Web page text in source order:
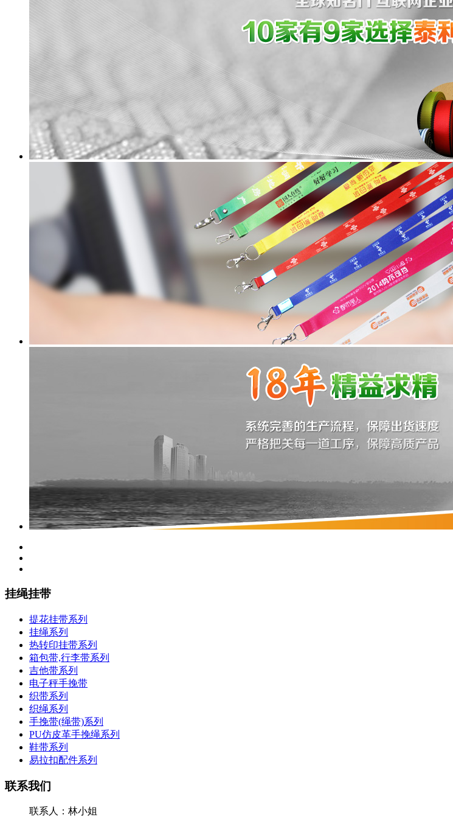
挂绳挂带
提花挂带系列
挂绳系列
热转印挂带系列
箱包带,行李带系列
吉他带系列
电子秤手挽带
织带系列
织绳系列
手挽带(绳带)系列
PU仿皮革手挽绳系列
鞋带系列
易拉扣配件系列
联系我们
联系人：林小姐